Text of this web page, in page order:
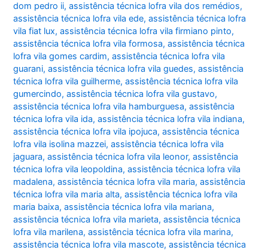
dom pedro ii,assistência técnica lofra vila dos remédios,
assistência técnica lofra vila ede,assistência técnica lofra
vila fiat lux,assistência técnica lofra vila firmiano pinto,
assistência técnica lofra vila formosa,assistência técnica
lofra vila gomes cardim,assistência técnica lofra vila
guarani,assistência técnica lofra vila guedes,assistência
técnica lofra vila guilherme,assistência técnica lofra vila
gumercindo,assistência técnica lofra vila gustavo,
assistência técnica lofra vila hamburguesa,assistência
técnica lofra vila ida,assistência técnica lofra vila indiana,
assistência técnica lofra vila ipojuca,assistência técnica
lofra vila isolina mazzei,assistência técnica lofra vila
jaguara,assistência técnica lofra vila leonor,assistência
técnica lofra vila leopoldina,assistência técnica lofra vila
madalena,assistência técnica lofra vila maria,assistência
técnica lofra vila maria alta,assistência técnica lofra vila
maria baixa,assistência técnica lofra vila mariana,
assistência técnica lofra vila marieta,assistência técnica
lofra vila marilena,assistência técnica lofra vila marina,
assistência técnica lofra vila mascote,assistência técnica